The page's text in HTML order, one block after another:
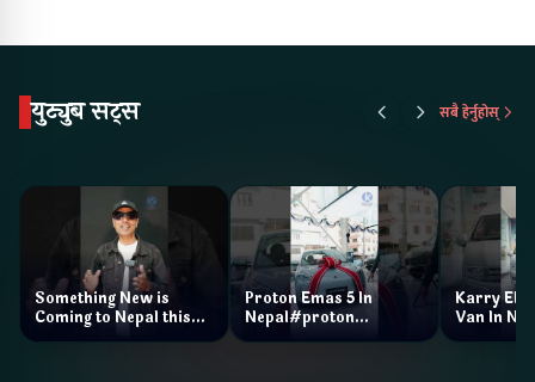
युट्युब सट्स सबै हेर्नुहोस्
Something New is
Coming to Nepal this
NAIMA Mobility Expo
Proton Emas 5 In
Nepal#proton
Karry
Van In
Bazar II